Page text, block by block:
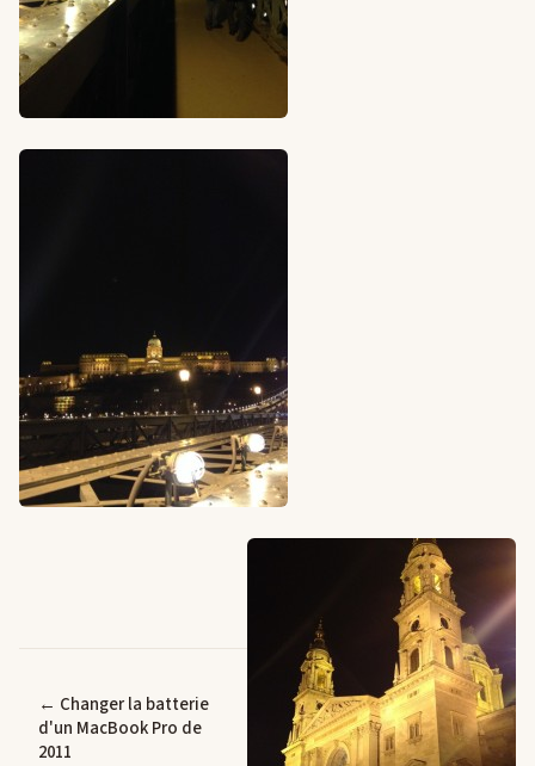
← Changer la batterie
d'un MacBook Pro de
2011